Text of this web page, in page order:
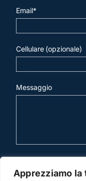
Apprezziamo
Email*
Cellulare (opzionale)
Messaggio
invia mail